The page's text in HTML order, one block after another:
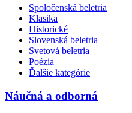
Spoločenská beletria
Klasika
Historické
Slovenská beletria
Svetová beletria
Poézia
Ďalšie kategórie
Náučná a odborná